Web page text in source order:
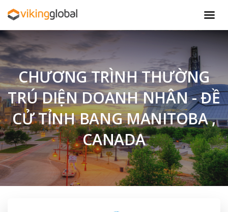
CHƯƠNG TRÌNH THƯỜNG
TRÚ DIỆN DOANH NHÂN - ĐỀ
CỬ TỈNH BANG MANITOBA ,
CANADA